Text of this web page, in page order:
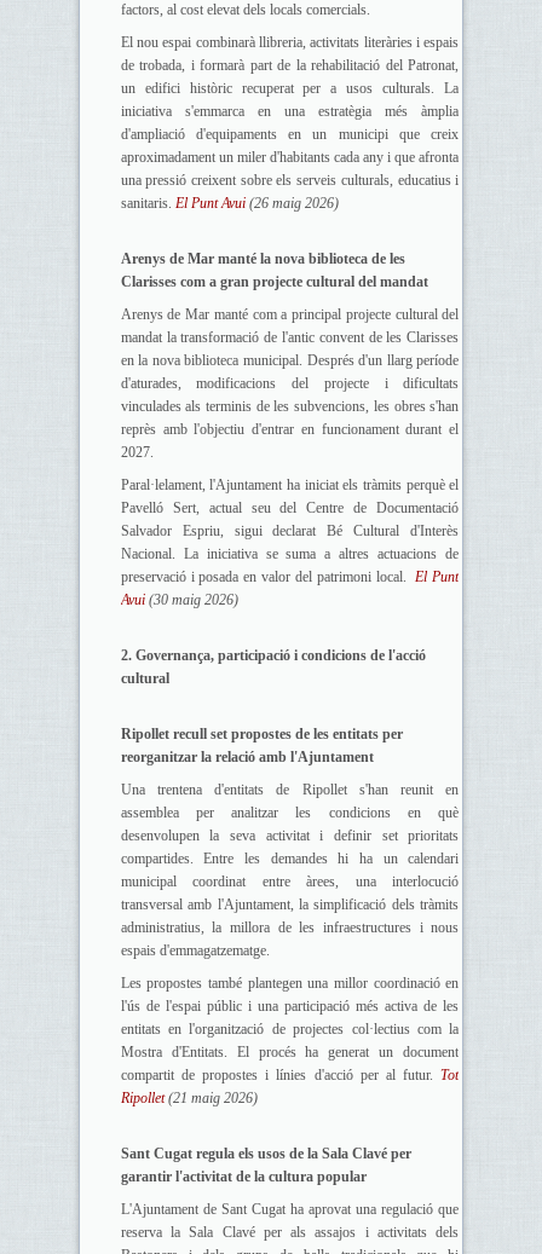
factors, al cost elevat dels locals comercials.
El nou espai combinarà llibreria, activitats literàries i espais
de trobada, i formarà part de la rehabilitació del Patronat,
un edifici històric recuperat per a usos culturals. La
iniciativa s'emmarca en una estratègia més àmplia
d'ampliació d'equipaments en un municipi que creix
aproximadament un miler d'habitants cada any i que afronta
una pressió creixent sobre els serveis culturals, educatius i
sanitaris. El Punt Avui(26 maig 2026)
Arenys de Mar manté la nova biblioteca de les
Clarisses com a gran projecte cultural del mandat
Arenys de Mar manté com a principal projecte cultural del
mandat la transformació de l'antic convent de les Clarisses
en la nova biblioteca municipal. Després d'un llarg període
d'aturades, modificacions del projecte i dificultats
vinculades als terminis de les subvencions, les obres s'han
reprès amb l'objectiu d'entrar en funcionament durant el
2027.
Paral·lelament, l'Ajuntament ha iniciat els tràmits perquè el
Pavelló Sert, actual seu del Centre de Documentació
Salvador Espriu, sigui declarat Bé Cultural d'Interès
Nacional. La iniciativa se suma a altres actuacions de
preservació i posada en valor del patrimoni local.
El Punt
Avui(30 maig 2026)
2. Governança, participació i condicions de l'acció
cultural
Ripollet recull set propostes de les entitats per
reorganitzar la relació amb l'Ajuntament
Una trentena d'entitats de Ripollet s'han reunit en
assemblea per analitzar les condicions en què
desenvolupen la seva activitat i definir set prioritats
compartides. Entre les demandes hi ha un calendari
municipal coordinat entre àrees, una interlocució
transversal amb l'Ajuntament, la simplificació dels tràmits
administratius, la millora de les infraestructures i nous
espais d'emmagatzematge.
Les propostes també plantegen una millor coordinació en
l'ús de l'espai públic i una participació més activa de les
entitats en l'organització de projectes col·lectius com la
Mostra d'Entitats. El procés ha generat un document
compartit de propostes i línies d'acció per al futur.Tot
Ripollet(21 maig 2026)
Sant Cugat regula els usos de la Sala Clavé per
garantir l'activitat de la cultura popular
L'Ajuntament de Sant Cugat ha aprovat una regulació que
reserva la Sala Clavé per als assajos i activitats dels